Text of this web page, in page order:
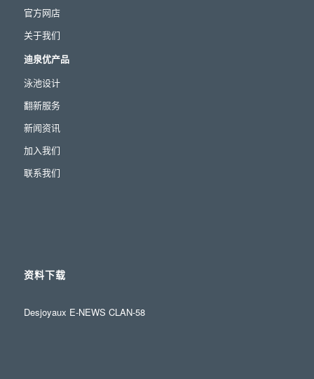
官方网店
关于我们
迪泉优产品
泳池设计
翻新服务
新闻资讯
加入我们
联系我们
资料下载
Desjoyaux E-NEWS CLAN-58